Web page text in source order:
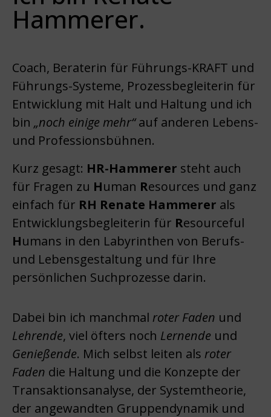
Hammerer.
Coach, Beraterin für Führungs-KRAFT und
Führungs-Systeme, Prozessbegleiterin für
Entwicklung mit Halt und Haltung und ich
bin „noch einige mehr“auf anderen Lebens-
und Professionsbühnen.
Kurz gesagt: HR-Hammerer steht auch
für Fragen zu Human Resources und ganz
einfach für RH Renate Hammerer als
Entwicklungsbegleiterin für Resourceful
Humans in den Labyrinthen von Berufs-
und Lebensgestaltung und für Ihre
persönlichen Suchprozesse darin.
Dabei bin ich manchmal roter Faden und
Lehrende, viel öfters noch Lernende und
Genießende. Mich selbst leiten als roter
Faden die Haltung und die Konzepte der
Transaktionsanalyse, der Systemtheorie,
der angewandten Gruppendynamik und